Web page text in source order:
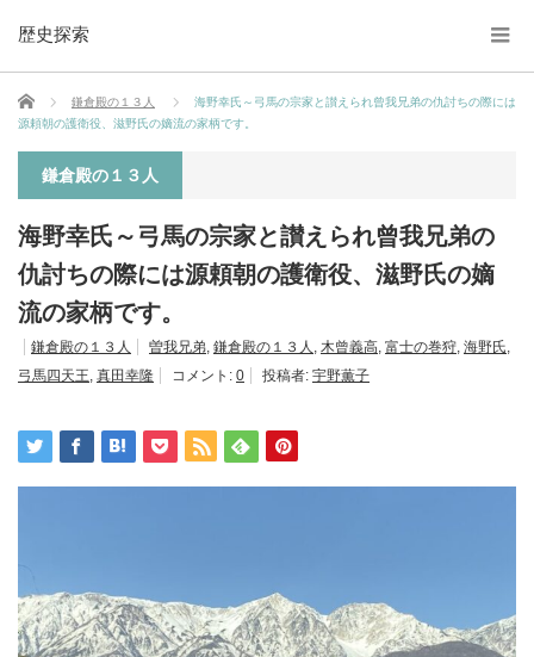
歴史探索
ホーム 鎌倉殿の１３人
海野幸氏～弓馬の宗家と讃えられ曾我兄弟の仇討ちの際には
源頼朝の護衛役、滋野氏の嫡流の家柄です。
鎌倉殿の１３人
海野幸氏～弓馬の宗家と讃えられ曾我兄弟の
仇討ちの際には源頼朝の護衛役、滋野氏の嫡
流の家柄です。
鎌倉殿の１３人 曽我兄弟, 鎌倉殿の１３人 , 木曾義高, 富士の巻狩, 海野氏,
弓馬四天王, 真田幸隆 コメント: 0 投稿者: 宇野薫子